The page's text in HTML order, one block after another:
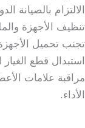
الالتزام بالصيانة
تنظيف الأجهزة
تجنب تحميل الأجهزة
استبدال قطع
مراقبة علامات
الأداء.